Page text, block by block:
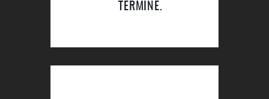
TERMINÉ.